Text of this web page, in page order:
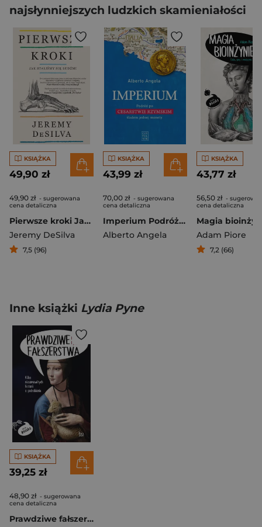
najsłynniejszych ludzkich skamieniałości
KSIĄŻKA
49,90 zł
49,90 zł - sugerowana
cena detaliczna
Pierwsze kroki Jak staliśmy się ludźmi
Jeremy DeSilva
7,5 (96)
KSIĄŻKA
43,99 zł
70,00 zł - sugerowana
cena detaliczna
Imperium Podróż po Cesarstwie Rzymskim śladem jednej monety
Alberto Angela
KSIĄŻKA
43,77 zł
56,50 zł -
cena detaliczna
Adam Piore
7,2 (66)
Inne książki Lydia Pyne
KSIĄŻKA
39,25 zł
48,90 zł - sugerowana
cena detaliczna
Prawdziwe fałszerstwa Kilka niesamowitych historii o podrabianiu